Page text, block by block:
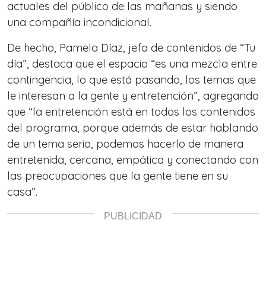
actuales del público de las mañanas y siendo
una compañía incondicional.
De hecho, Pamela Díaz, jefa de contenidos de “Tu
día”, destaca que el espacio “es una mezcla entre
contingencia, lo que está pasando, los temas que
le interesan a la gente y entretención”, agregando
que “la entretención está en todos los contenidos
del programa, porque además de estar hablando
de un tema serio, podemos hacerlo de manera
entretenida, cercana, empática y conectando con
las preocupaciones que la gente tiene en su
casa”.